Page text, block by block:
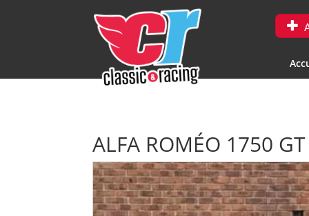
ALFA ROMÉO 1750